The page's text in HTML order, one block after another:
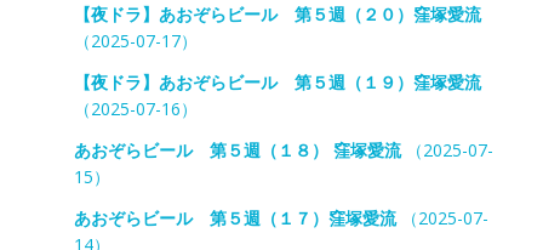
【夜ドラ】あおぞらビール 第５週（２０）窪塚愛流
（2025-07-17）
【夜ドラ】あおぞらビール 第５週（１９）窪塚愛流
（2025-07-16）
あおぞらビール 第５週（１８） 窪塚愛流（2025-07-
15）
あおぞらビール 第５週（１７）窪塚愛流（2025-07-
14）